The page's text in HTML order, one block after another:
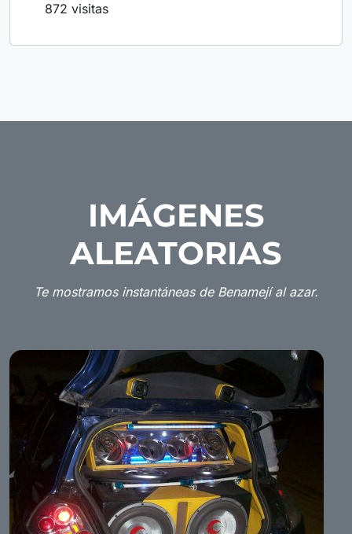
872 visitas
IMÁGENES
ALEATORIAS
Te mostramos instantáneas de Benamejí al azar.